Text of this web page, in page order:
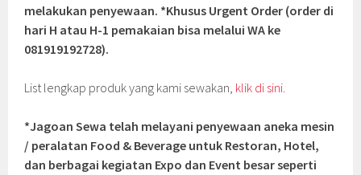
melakukan penyewaan. *Khusus Urgent Order (order di
hari H atau H-1 pemakaian bisa melalui WA ke
081919192728).
List lengkap produk yang kami sewakan, klik di sini.
*Jagoan Sewa telah melayani penyewaan aneka mesin
/ peralatan Food & Beverage untuk Restoran, Hotel,
dan berbagai kegiatan Expo dan Event besar seperti